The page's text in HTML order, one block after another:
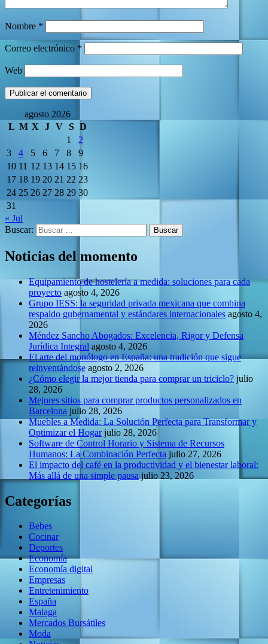
Nombre *
Correo electrónico *
Web
agosto 2026
L M X J V S D
1
2
3
4 5 6 7 8
9
10 11 12 13 14 15 16
17 18 19 20 21 22 23
24 25 26 27 28 29 30
31
« Jul
Buscar:
Noticias del momento
Equipamiento de hostelería a medida: soluciones para cada
proyecto agosto 4, 2026
Grupo IESS: la seguridad privada mexicana que combina
respaldo gubernamental y estándares internacionales agosto 4,
2026
Méndez Sancho Abogados: Excelencia, Rigor y Defensa
Jurídica Integral agosto 4, 2026
El arte del monólogo en España: una tradición que sigue
reinventándose agosto 2, 2026
¿Cómo elegir la mejor tienda para comprar un triciclo? julio
28, 2026
Mejores sitios para comprar productos personalizados en
Barcelona julio 28, 2026
Muebles a Medida: La Solución Perfecta para Transformar y
Optimizar el Hogar julio 28, 2026
Software de Control Horario y Sistema de Recursos
Humanos: La Combinación Perfecta julio 27, 2026
El impacto del café en la productividad y el bienestar laboral:
Más allá de una simple pausa julio 23, 2026
Categorías
Bebes
Cocinar
Deportes
Economía
Economía digital
Empresas
Entretenimiento
España
Malaga
Mercados Bursátiles
Moda